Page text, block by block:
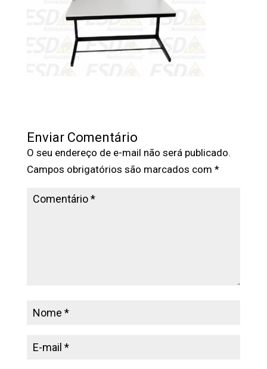
Enviar Comentário
O seu endereço de e-mail não será publicado.
Campos obrigatórios são marcados com *